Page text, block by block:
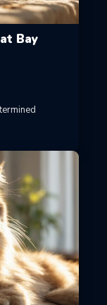
Bay